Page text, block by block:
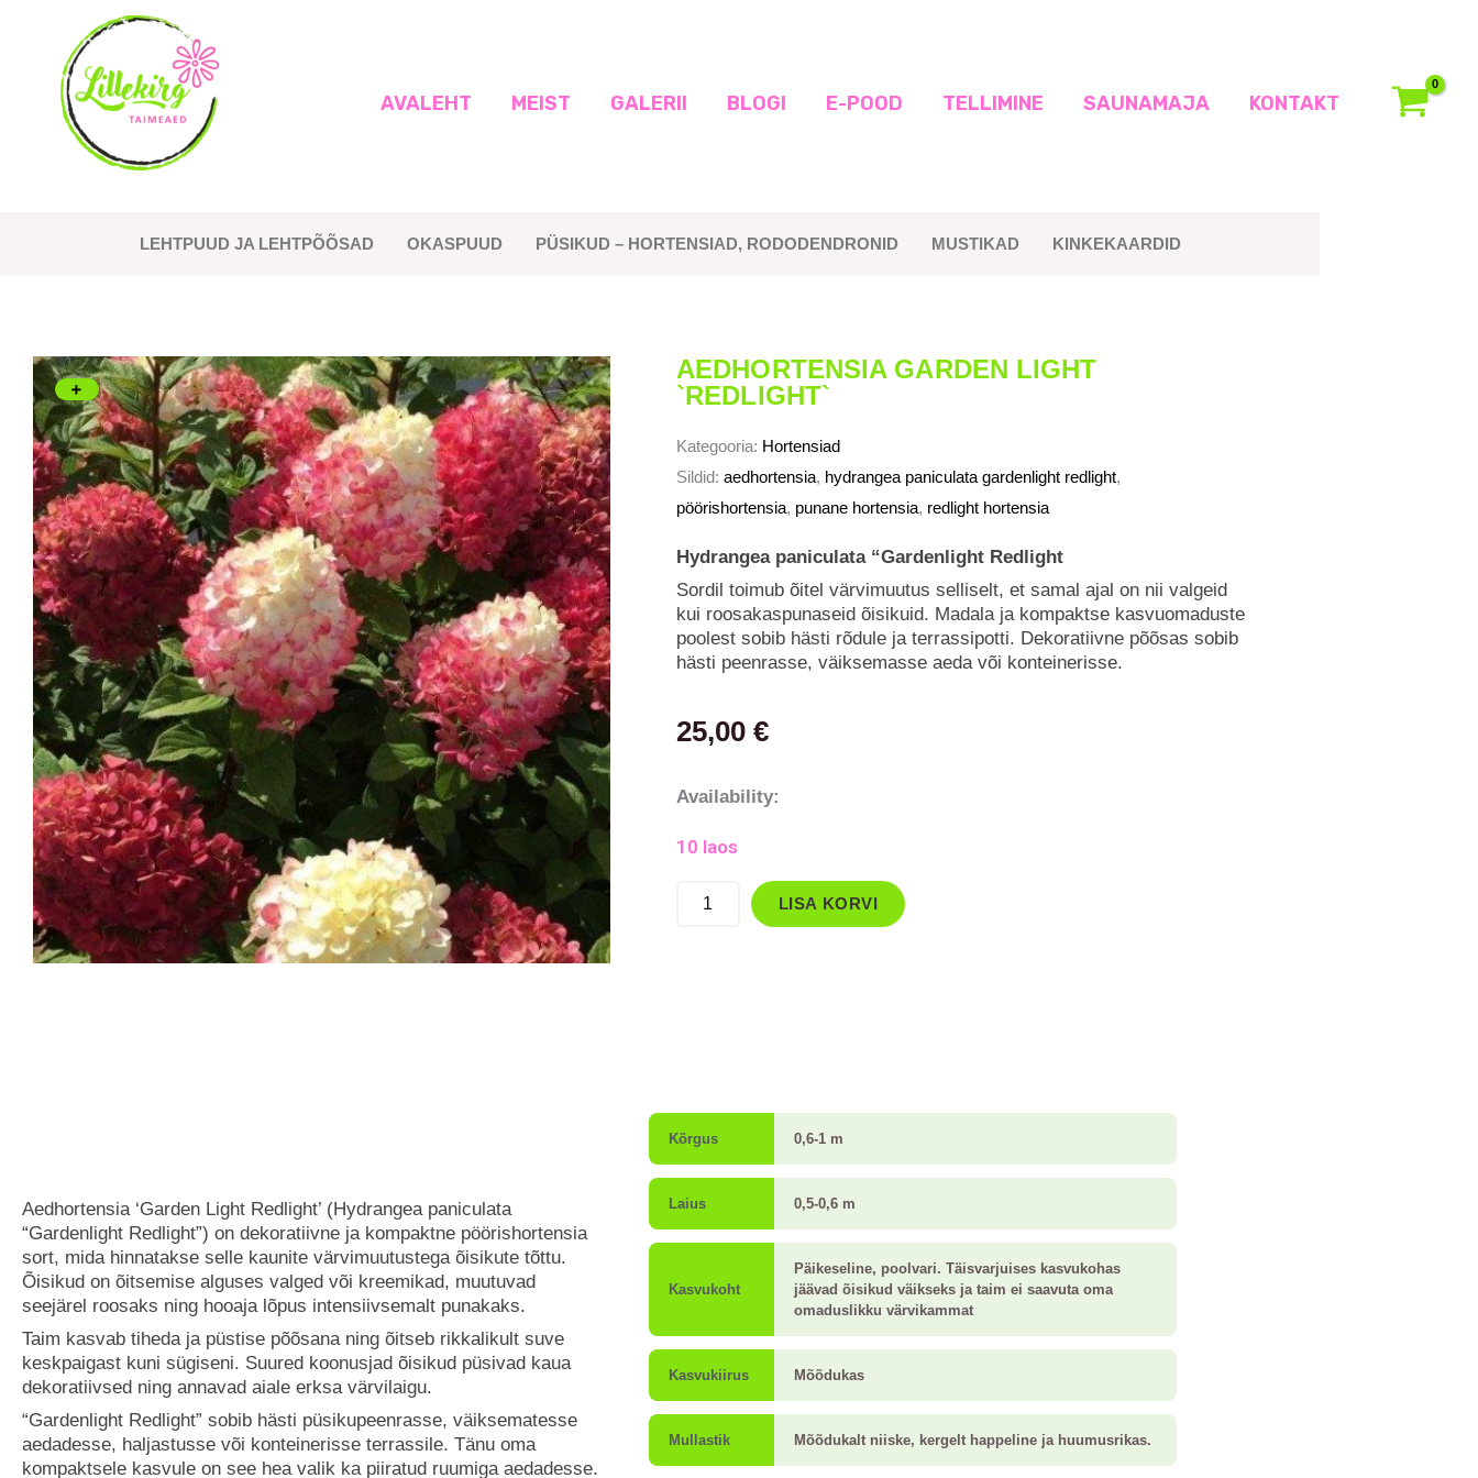
AVALEHT MEIST GALERII BLOGI E-POOD TELLIMINE SAUNAMAJA KONTAKT
LEHTPUUD JA LEHTPÕÕSAD OKASPUUD PÜSIKUD – HORTENSIAD, RODODENDRONID MUSTIKAD KINKEKAARDID
AEDHORTENSIA GARDEN LIGHT
`REDLIGHT`
Kategooria: Hortensiad
Sildid: aedhortensia, hydrangea paniculata gardenlight redlight,
pöörishortensia, punane hortensia, redlight hortensia
Hydrangea paniculata “Gardenlight Redlight
Sordil toimub õitel värvimuutus selliselt, et samal ajal on nii valgeid
kui roosakaspunaseid õisikuid. Madala ja kompaktse kasvuomaduste
poolest sobib hästi rõdule ja terrassipotti. Dekoratiivne põõsas sobib
hästi peenrasse, väiksemasse aeda või konteinerisse.
25,00 €
Availability:
10 laos
Aedhortensia
`Redlight`
LISA KORVI
Aedhortensia ‘Garden Light Redlight’ (Hydrangea paniculata
“Gardenlight Redlight”) on dekoratiivne ja kompaktne pöörishortensia
sort, mida hinnatakse selle kaunite värvimuutustega õisikute tõttu.
Õisikud on õitsemise alguses valged või kreemikad, muutuvad
seejärel roosaks ning hooaja lõpus intensiivsemalt punakaks.
Taim kasvab tiheda ja püstise põõsana ning õitseb rikkalikult suve
keskpaigast kuni sügiseni. Suured koonusjad õisikud püsivad kaua
dekoratiivsed ning annavad aiale erksa värvilaigu.
“Gardenlight Redlight” sobib hästi püsikupeenrasse, väiksematesse
aedadesse, haljastusse või konteinerisse terrassile. Tänu oma
kompaktsele kasvule on see hea valik ka piiratud ruumiga aedadesse.
Kõrgus 0,6-1 m
Laius 0,5-0,6 m
Kasvukoht
Päikeseline, poolvari. Täisvarjuises kasvukohas
jäävad õisikud väikseks ja taim ei saavuta oma
omaduslikku värvikammat
Kasvukiirus Mõõdukas
Mullastik Mõõdukalt niiske, kergelt happeline ja huumusrikas.